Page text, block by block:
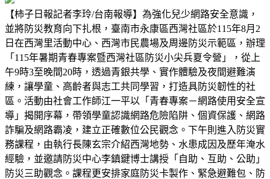
【柿子日報記者李玲/台南報導】為強化兒少網路安全意識，
並將防災教育向下扎根，臺南市永康區西灣社區於115年8月2
日在西灣里活動中心、西灣市民農場及周邊防災示範區，辦理
「115年暑期青春專案暨西灣社區防災小尖兵夏令營」，從上
午9時3至晚間20時，透過青銀共學、實作體驗及夜間避難演
練，讓學童、高齡者與志工共同學習，打造具防災韌性的社
區。活動由社會工作師江一平以「青春專案－網路使用安全宣
導」揭開序幕，帶領學童認識網路危險陷阱、個資保護、網路
詐騙及網路霸凌，建立正確數位公民觀念。下午則進入防災實
務課程，由執行長陳玄宗介紹西灣地勢、水患成因及歷年淹水
經驗，並邀請防災中心李鎮鍵博士講授「自助、互助、公助」
防災三助觀念。課程更安排家庭防災卡製作、緊急避難包、防